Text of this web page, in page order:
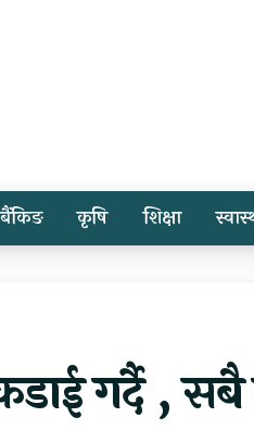
बैंकिङ कृषि शिक्षा
गर्दै , सबै